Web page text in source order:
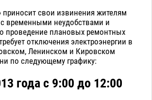
свои извинения жителям
с временными неудобствами и
проведение плановых ремонтных
отключения электроэнергии в
Ленинском и Кировском
по следующему графику:
года с 9:00 до 12:00